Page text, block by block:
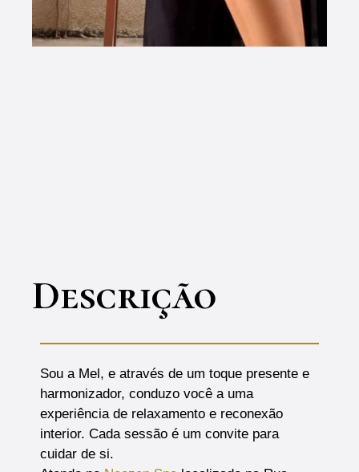
Descrição
Sou a Mel, e através de um toque presente e
harmonizador, conduzo você a uma
experiência de relaxamento e reconexão
interior. Cada sessão é um convite para
cuidar de si.